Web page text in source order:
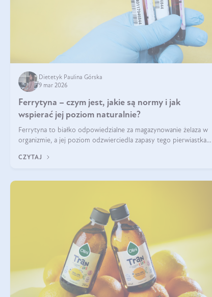
Dietetyk Paulina Górska
9 mar 2026
Ferrytyna – czym jest, jakie są normy i jak
wspierać jej poziom naturalnie?
Ferrytyna to białko odpowiedzialne za magazynowanie żelaza w
organizmie, a jej poziom odzwierciedla zapasy tego pierwiastka.
ferrytyny daje objawy, które mogą utrudniać codzienne
CZYTAJ